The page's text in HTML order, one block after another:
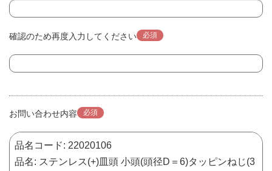
確認のため再度入力してください 必須
お問い合わせ内容 必須